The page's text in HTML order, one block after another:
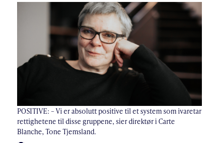
POSITIVE: – Vi er absolutt positive til et system som ivaretar
rettighetene til disse gruppene, sier direktør i Carte
Blanche, Tone Tjemsland.